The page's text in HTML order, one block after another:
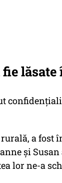
lăsate
a fost
și
lor ne-a